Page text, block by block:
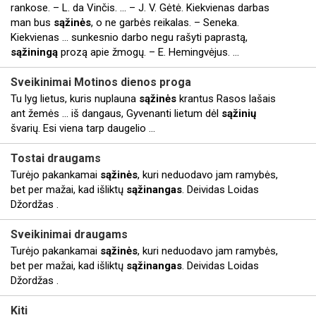
rankose. – L. da Vinčis. ... – J. V. Gėtė. Kiekvienas darbas
man bus sąžinės, o ne garbės reikalas. – Seneka.
Kiekvienas ... sunkesnio darbo negu rašyti paprastą,
sąžiningą prozą apie žmogų. – E. Hemingvėjus. ...
Sveikinimai Motinos dienos proga
Tu lyg lietus, kuris nuplauna sąžinės krantus Rasos lašais
ant žemės ... iš dangaus, Gyvenanti lietum dėl sąžinių
švarių. Esi viena tarp daugelio ...
Tostai draugams
Turėjo pakankamai sąžinės, kuri neduodavo jam ramybės,
bet per mažai, kad išliktų sąžinangas. Deividas Loidas
Džordžas .
Sveikinimai draugams
Turėjo pakankamai sąžinės, kuri neduodavo jam ramybės,
bet per mažai, kad išliktų sąžinangas. Deividas Loidas
Džordžas .
Kiti